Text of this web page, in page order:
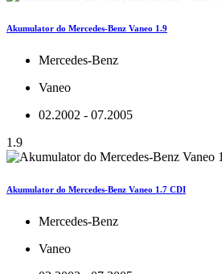
Akumulator do Mercedes-Benz Vaneo 1.9
Mercedes-Benz
Vaneo
02.2002 - 07.2005
1.9
Akumulator do Mercedes-Benz Vaneo 1.7 CDI
Mercedes-Benz
Vaneo